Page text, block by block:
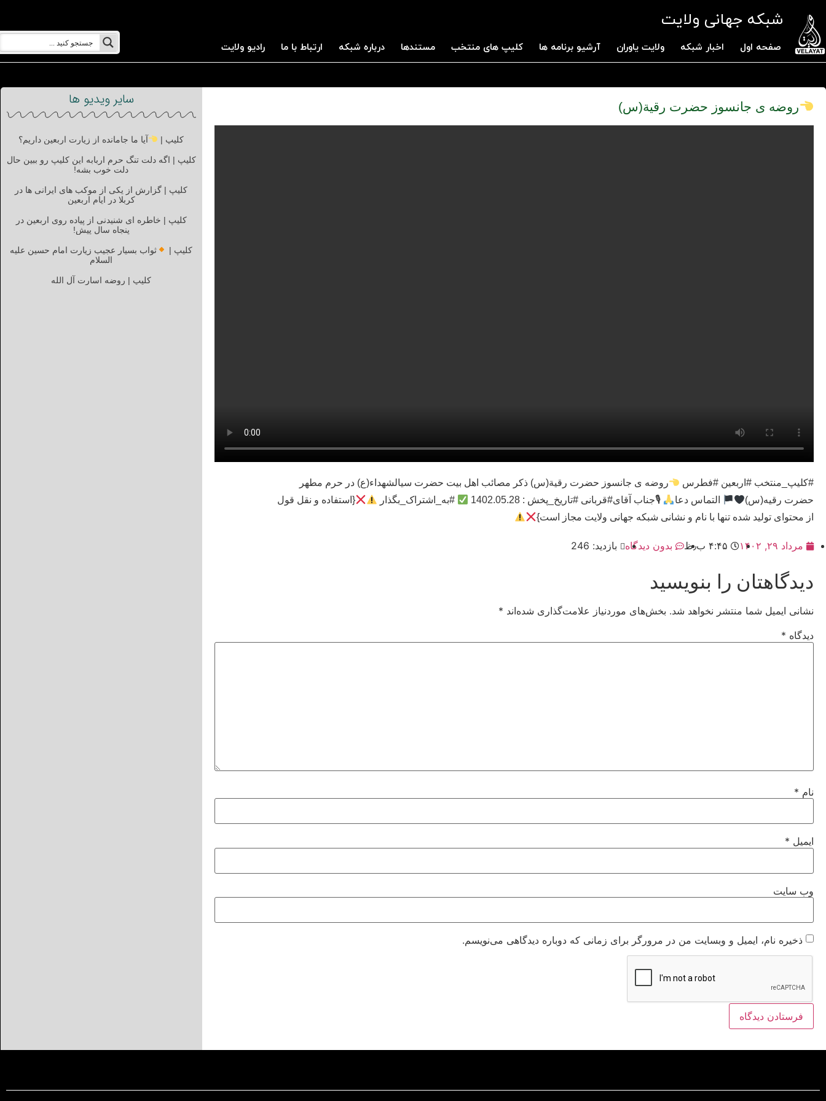
شبکه جهانی ولایت
صفحه اول اخبار شبکه ولایت یاوران آرشیو برنامه ها کلیپ های منتخب مستندها درباره شبکه ارتباط با ما رادیو ولایت
روضه ی جانسوز حضرت رقیة(س)
#کلیپ_منتخب #اربعین #فطرس
روضه ی جانسوز حضرت رقیة(س) ذکر مصائب اهل بیت حضرت سیالشهداء(ع) در حرم مطهر
حضرت رقیه(س)
التماس دعا 🎙جناب آقای#قربانی #تاریخ_پخش : 1402.05.28 #به_اشتراک_بگذار
{استفاده و نقل قول
از محتوای تولید شده تنها با نام و نشانی شبکه جهانی ولایت مجاز است}
مرداد ۲۹, ۱۴۰۲ ۴:۴۵ ب٫ظ بدون دیدگاه بازدید: 246
دیدگاهتان را بنویسید
نشانی ایمیل شما منتشر نخواهد شد. بخش‌های موردنیاز علامت‌گذاری شده‌اند *
دیدگاه *
نام *
ایمیل *
وب‌ سایت
ذخیره نام، ایمیل و وبسایت من در مرورگر برای زمانی که دوباره دیدگاهی می‌نویسم.
سایر ویدیو ها
کلیپ | آیا ما جامانده از زیارت اربعین داریم؟
کلیپ | اگه دلت تنگ حرم اربابه این کلیپ رو ببین حال
دلت خوب بشه!
کلیپ | گزارش از یکی از موکب های ایرانی ها در
کربلا در ایام اربعین
کلیپ | خاطره ای شنیدنی از پیاده روی اربعین در
پنجاه سال پیش!
کلیپ |
ثواب بسیار عجیب زیارت امام حسین علیه
السلام
کلیپ | روضه اسارت آل الله